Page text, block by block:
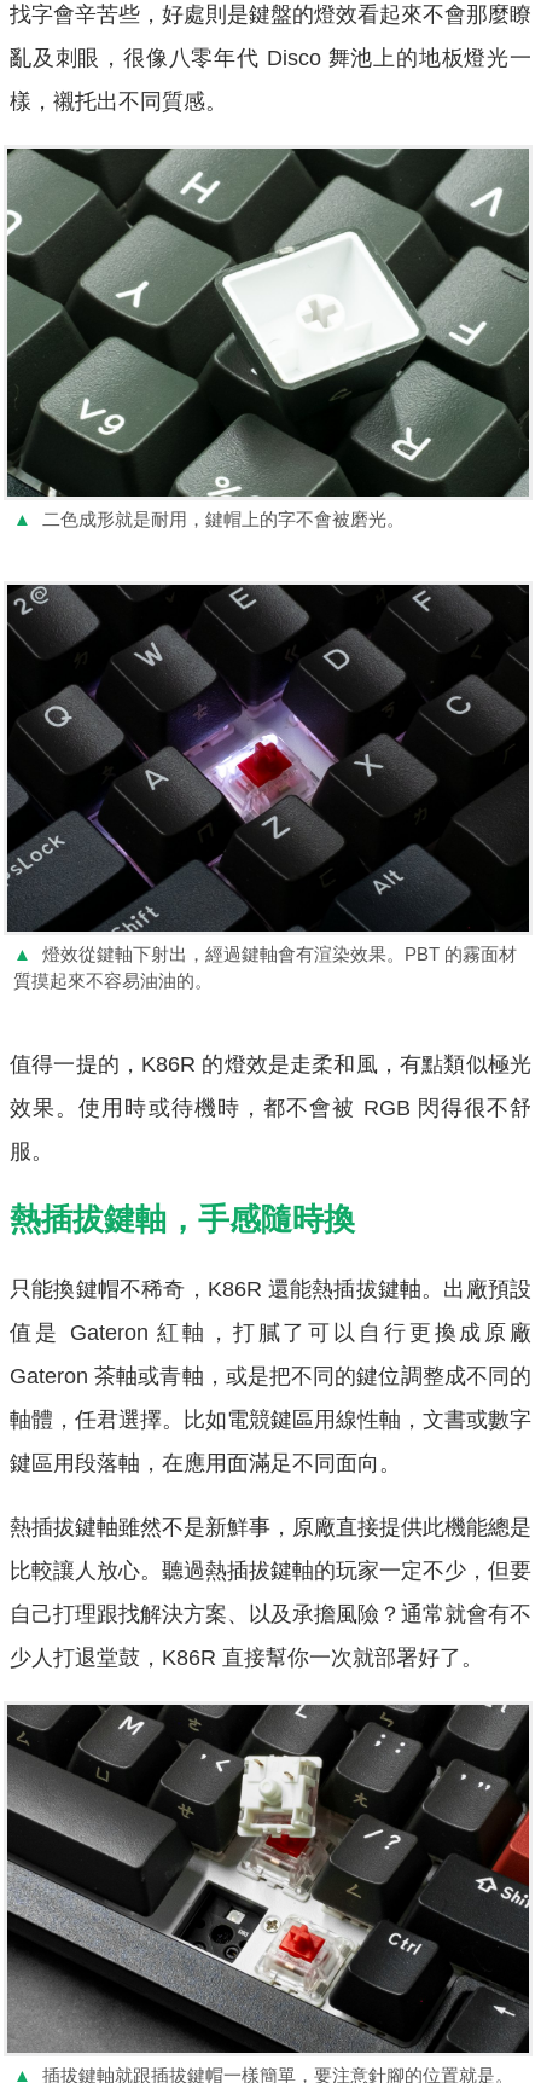
找字會辛苦些，好處則是鍵盤的燈效看起來不會那麼瞭
亂及刺眼，很像八零年代 Disco 舞池上的地板燈光一
樣，襯托出不同質感。
▲ 二色成形就是耐用，鍵帽上的字不會被磨光。
▲
燈效從鍵軸下射出，經過鍵軸會有渲染效果。PBT 的霧面材
質摸起來不容易油油的。
值得一提的，K86R 的燈效是走柔和風，有點類似極光
效果。使用時或待機時，都不會被 RGB 閃得很不舒
服。
熱插拔鍵軸，手感隨時換
只能換鍵帽不稀奇，K86R 還能熱插拔鍵軸。出廠預設
值是 Gateron 紅軸，打膩了可以自行更換成原廠
Gateron 茶軸或青軸，或是把不同的鍵位調整成不同的
軸體，任君選擇。比如電競鍵區用線性軸，文書或數字
鍵區用段落軸，在應用面滿足不同面向。
熱插拔鍵軸雖然不是新鮮事，原廠直接提供此機能總是
比較讓人放心。聽過熱插拔鍵軸的玩家一定不少，但要
自己打理跟找解決方案、以及承擔風險？通常就會有不
少人打退堂鼓，K86R 直接幫你一次就部署好了。
▲ 插拔鍵軸就跟插拔鍵帽一樣簡單，要注意針腳的位置就是。